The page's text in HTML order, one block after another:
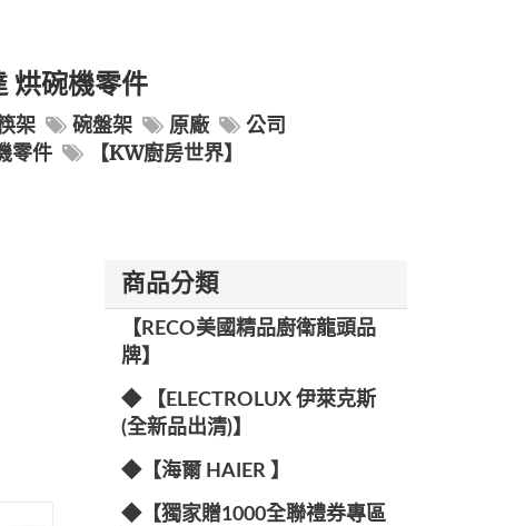
烘碗機零件
架 碗盤架 原廠
公司
零件 【KW廚房世界】
商品分類
【RECO美國精品廚衛龍頭品
牌】
◆ 【ELECTROLUX 伊萊克斯
(全新品出清)】
◆【海爾 HAIER 】
◆【獨家贈1000全聯禮券專區